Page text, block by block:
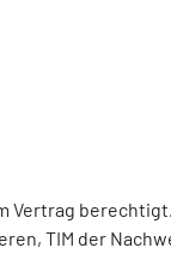
Vertrag
TIM der